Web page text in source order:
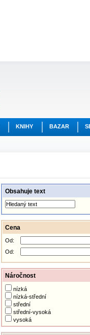
KNIHY BAZAR
Obsahuje text
Cena
Od:
Od:
Náročnost
nízká
nízká-střední
střední
střední-vysoká
vysoká